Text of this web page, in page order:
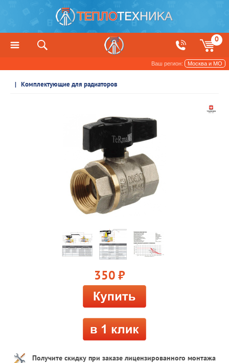
0
Ваш регион: Москва и МО
Комплектующие для радиаторов
350 руб.
Получите скидку при заказе лицензированного монтажа